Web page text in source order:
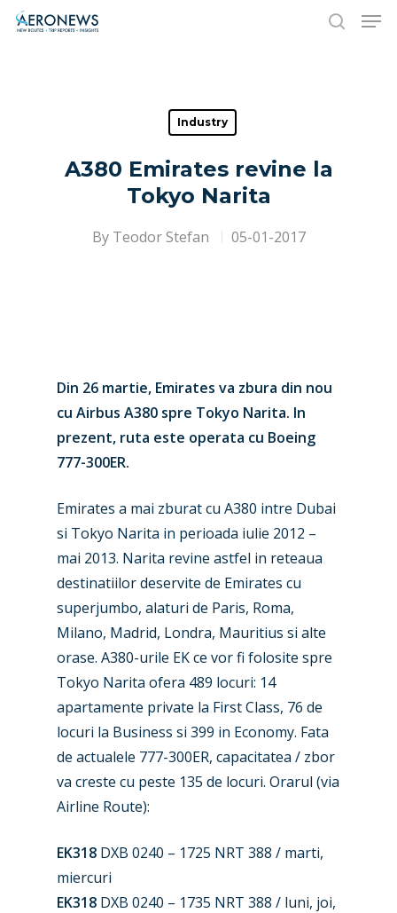
Hit enter to search or ESC to close
Industry
A380 Emirates revine la
Tokyo Narita
By Teodor Stefan 05-01-2017
Din 26 martie, Emirates va zbura din nou
cu Airbus A380 spre Tokyo Narita. In
prezent, ruta este operata cu Boeing
777-300ER.
Emirates a mai zburat cu A380 intre Dubai
si Tokyo Narita in perioada iulie 2012 –
mai 2013. Narita revine astfel in reteaua
destinatiilor deservite de Emirates cu
superjumbo, alaturi de Paris, Roma,
Milano, Madrid, Londra, Mauritius si alte
orase. A380-urile EK ce vor fi folosite spre
Tokyo Narita ofera 489 locuri: 14
apartamente private la First Class, 76 de
locuri la Business si 399 in Economy. Fata
de actualele 777-300ER, capacitatea / zbor
va creste cu peste 135 de locuri. Orarul (via
Airline Route):
EK318 DXB 0240 – 1725 NRT 388 / marti,
miercuri
EK318 DXB 0240 – 1735 NRT 388 / luni, joi,
New Routes
Industry